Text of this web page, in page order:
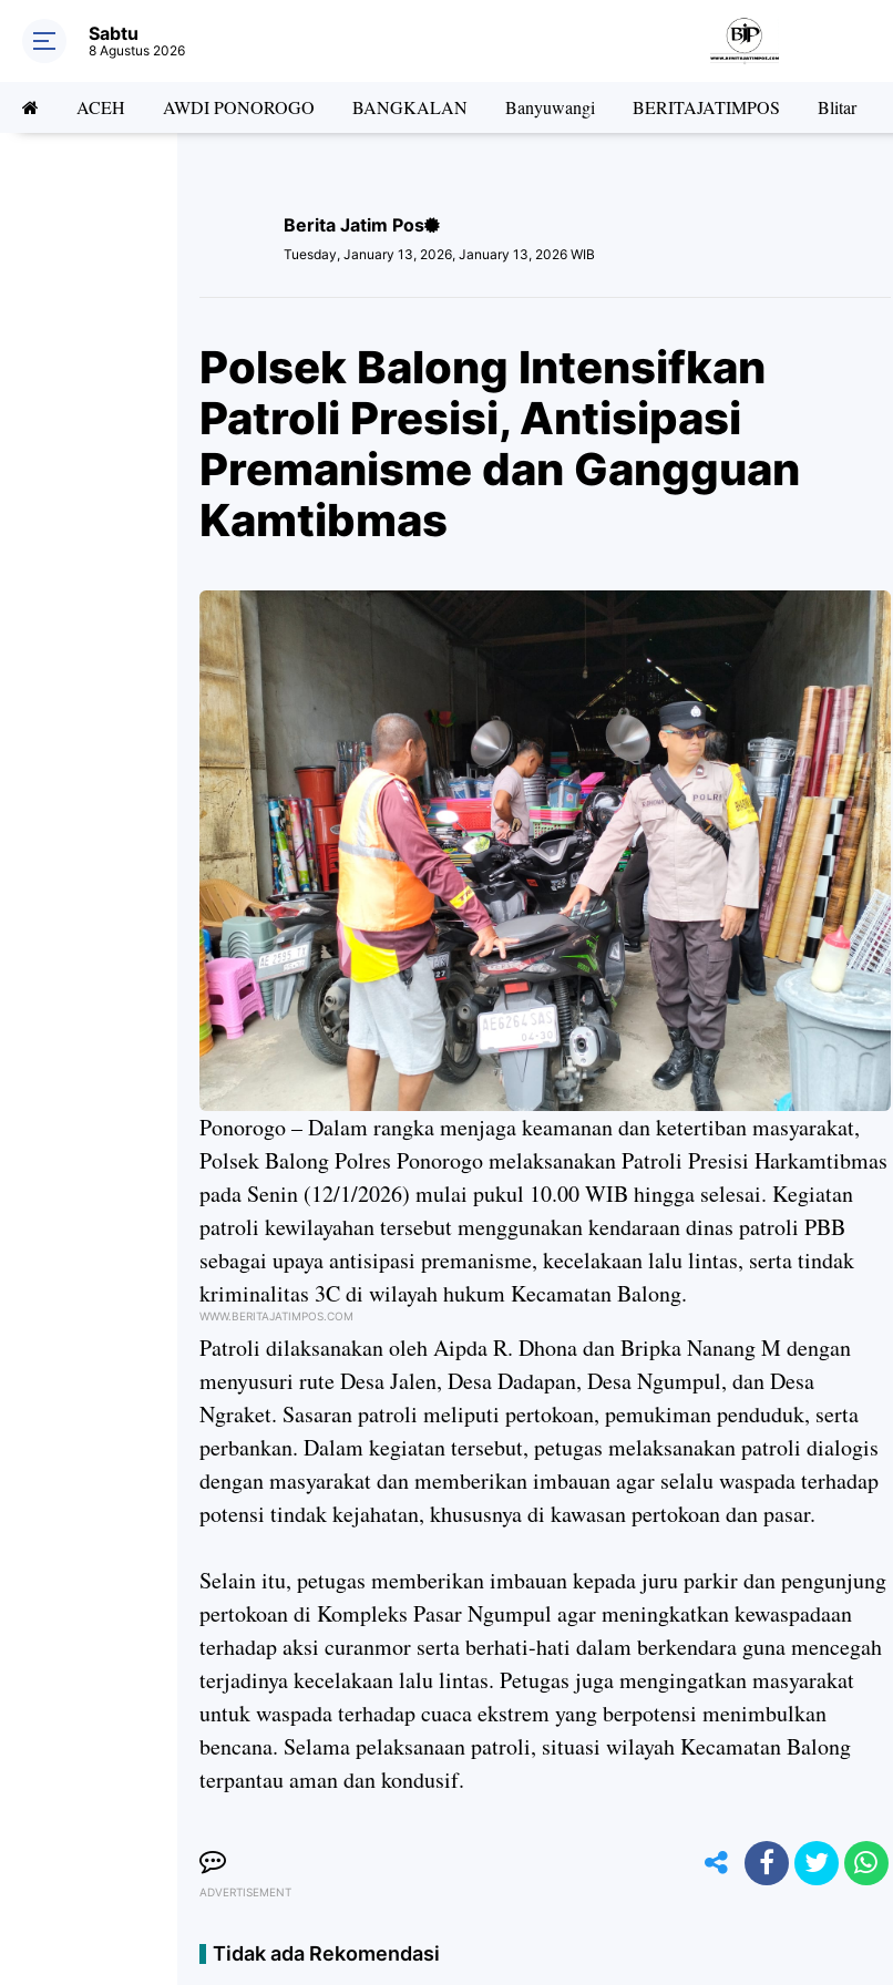
Sabtu
8 Agustus 2026
ACEH AWDI PONOROGO BANGKALAN Banyuwangi BERITAJATIMPOS Blitar
Berita Jatim Pos
Tuesday, January 13, 2026, January 13, 2026 WIB
Polsek Balong Intensifkan
Patroli Presisi, Antisipasi
Premanisme dan Gangguan
Kamtibmas
Ponorogo – Dalam rangka menjaga keamanan dan ketertiban masyarakat,
Polsek Balong Polres Ponorogo melaksanakan Patroli Presisi Harkamtibmas
pada Senin (12/1/2026) mulai pukul 10.00 WIB hingga selesai. Kegiatan
patroli kewilayahan tersebut menggunakan kendaraan dinas patroli PBB
sebagai upaya antisipasi premanisme, kecelakaan lalu lintas, serta tindak
kriminalitas 3C di wilayah hukum Kecamatan Balong.
WWW.BERITAJATIMPOS.COM
Patroli dilaksanakan oleh Aipda R. Dhona dan Bripka Nanang M dengan
menyusuri rute Desa Jalen, Desa Dadapan, Desa Ngumpul, dan Desa
Ngraket. Sasaran patroli meliputi pertokoan, pemukiman penduduk, serta
perbankan. Dalam kegiatan tersebut, petugas melaksanakan patroli dialogis
dengan masyarakat dan memberikan imbauan agar selalu waspada terhadap
potensi tindak kejahatan, khususnya di kawasan pertokoan dan pasar.
Selain itu, petugas memberikan imbauan kepada juru parkir dan pengunjung
pertokoan di Kompleks Pasar Ngumpul agar meningkatkan kewaspadaan
terhadap aksi curanmor serta berhati-hati dalam berkendara guna mencegah
terjadinya kecelakaan lalu lintas. Petugas juga mengingatkan masyarakat
untuk waspada terhadap cuaca ekstrem yang berpotensi menimbulkan
bencana. Selama pelaksanaan patroli, situasi wilayah Kecamatan Balong
terpantau aman dan kondusif.
ADVERTISEMENT
Tidak ada Rekomendasi